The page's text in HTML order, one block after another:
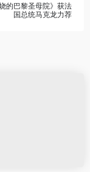
的巴黎圣母院》获法
国总统马克龙力荐